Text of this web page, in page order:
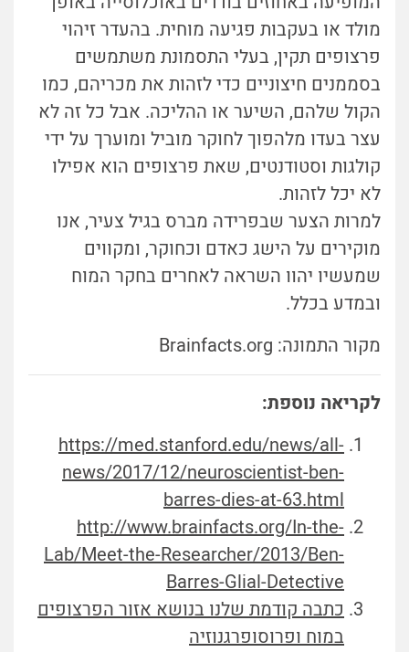
מולד או בעקבות פגיעה מוחית. בהעדר זיהוי
פרצופים תקין, בעלי התסמונת משתמשים
בסממנים חיצוניים כדי לזהות את מכריהם, כמו
הקול שלהם, השיער או ההליכה. אבל כל זה לא
עצר בעדו מלהפוך לחוקר מוביל ומוערך על ידי
קולגות וסטודנטים, שאת פרצופים הוא אפילו
לא יכל לזהות.
למרות הצער שבפרידה מברס בגיל צעיר, אנו
מוקירים על הישג כאדם וכחוקר, ומקווים
שמעשיו יהוו השראה לאחרים בחקר המוח
ובמדע בכלל.
מקור התמונה: Brainfacts.org
לקריאה נוספת:
https://med.stanford.edu/news/all-
news/2017/12/neuroscientist-ben-
barres-dies-at-63.html
http://www.brainfacts.org/In-the-
Lab/Meet-the-Researcher/2013/Ben-
Barres-Glial-Detective
כתבה קודמת שלנו בנושא אזור הפרצופים
במוח ופרוסופרגנוזיה